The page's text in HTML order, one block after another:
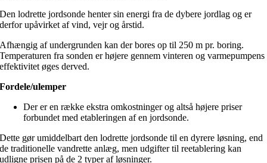
Den lodrette jordsonde henter sin energi fra de dybere jordlag og er
derfor upåvirket af vind, vejr og årstid.
Afhængig af undergrunden kan der bores op til 250 m pr. boring.
Temperaturen fra sonden er højere gennem vinteren og varmepumpens
effektivitet øges derved.
Fordele/ulemper
Der er en række ekstra omkostninger og altså højere priser
forbundet med etableringen af en jordsonde.
Dette gør umiddelbart den lodrette jordsonde til en dyrere løsning, end
de traditionelle vandrette anlæg, men udgifter til reetablering kan
udligne prisen på de 2 typer af løsninger.